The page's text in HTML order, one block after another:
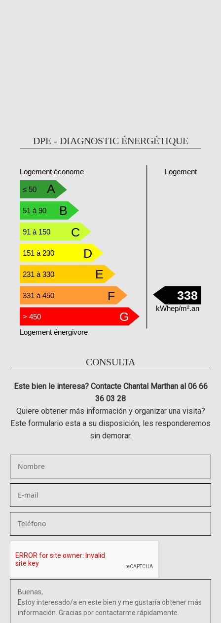
DPE - DIAGNOSTIC ÉNERGÉTIQUE
A
B
C
D
E
F
G
Logement économe Logement
Logement énergivore
≤ 50
51 à 90
91 à 150
151 à 230
231 à 330
331 à 450
> 450
338
kWhep/m².an
CONSULTA
Este bien le interesa? Contacte Chantal Marthan al 06 66
36 03 28
Quiere obtener más información y organizar una visita?
Este formulario esta a su disposición, les responderemos
sin demorar.